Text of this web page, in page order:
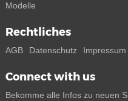
Modelle
Rechtliches
AGB Datenschutz Impressum
Connect with us
Bekomme alle Infos zu neuen